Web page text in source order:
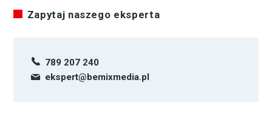
Zapytaj naszego eksperta
789 207 240
ekspert@bemixmedia.pl